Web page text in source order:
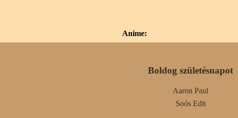
Anime:
Boldog születésnapot
Aaron Paul
Soós Edit